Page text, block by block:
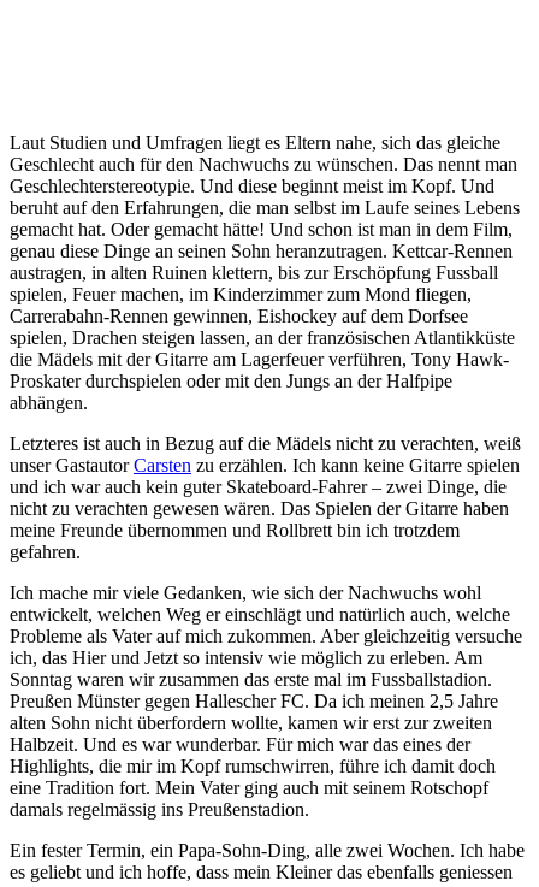
Laut Studien und Umfragen liegt es Eltern nahe, sich das gleiche
Geschlecht auch für den Nachwuchs zu wünschen. Das nennt man
Geschlechterstereotypie. Und diese beginnt meist im Kopf. Und
beruht auf den Erfahrungen, die man selbst im Laufe seines Lebens
gemacht hat. Oder gemacht hätte! Und schon ist man in dem Film,
genau diese Dinge an seinen Sohn heranzutragen. Kettcar-Rennen
austragen, in alten Ruinen klettern, bis zur Erschöpfung Fussball
spielen, Feuer machen, im Kinderzimmer zum Mond fliegen,
Carrerabahn-Rennen gewinnen, Eishockey auf dem Dorfsee
spielen, Drachen steigen lassen, an der französischen Atlantikküste
die Mädels mit der Gitarre am Lagerfeuer verführen, Tony Hawk-
Proskater durchspielen oder mit den Jungs an der Halfpipe
abhängen.
Letzteres ist auch in Bezug auf die Mädels nicht zu verachten, weiß
unser GastautorCarsten zu erzählen. Ich kann keine Gitarre spielen
und ich war auch kein guter Skateboard-Fahrer – zwei Dinge, die
nicht zu verachten gewesen wären. Das Spielen der Gitarre haben
meine Freunde übernommen und Rollbrett bin ich trotzdem
gefahren.
Ich mache mir viele Gedanken, wie sich der Nachwuchs wohl
entwickelt, welchen Weg er einschlägt und natürlich auch, welche
Probleme als Vater auf mich zukommen. Aber gleichzeitig versuche
ich, das Hier und Jetzt so intensiv wie möglich zu erleben. Am
Sonntag waren wir zusammen das erste mal im Fussballstadion.
Preußen Münster gegen Hallescher FC. Da ich meinen 2,5 Jahre
alten Sohn nicht überfordern wollte, kamen wir erst zur zweiten
Halbzeit. Und es war wunderbar. Für mich war das eines der
Highlights, die mir im Kopf rumschwirren, führe ich damit doch
eine Tradition fort. Mein Vater ging auch mit seinem Rotschopf
damals regelmässig ins Preußenstadion.
Ein fester Termin, ein Papa-Sohn-Ding, alle zwei Wochen. Ich habe
es geliebt und ich hoffe, dass mein Kleiner das ebenfalls geniessen